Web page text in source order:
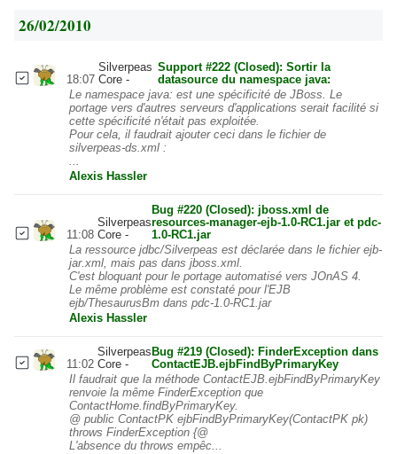
26/02/2010
18:07
Silverpeas
Core
Support #222 (Closed): Sortir la
datasource du namespace java:
Le namespace java: est une spécificité de JBoss. Le
portage vers d'autres serveurs d'applications serait facilité si
cette spécificité n'était pas exploitée.
Pour cela, il faudrait ajouter ceci dans le fichier de
silverpeas-ds.xml :
Alexis Hassler
11:08
Silverpeas
Core
Bug #220 (Closed): jboss.xml de
resources-manager-ejb-1.0-RC1.jar et pdc-
1.0-RC1.jar
La ressource jdbc/Silverpeas est déclarée dans le fichier ejb-
jar.xml, mais pas dans jboss.xml.
C'est bloquant pour le portage automatisé vers JOnAS 4.
Le même problème est constaté pour l'EJB
ejb/ThesaurusBm dans pdc-1.0-RC1.jar
Alexis Hassler
11:02
Silverpeas
Core
Bug #219 (Closed): FinderException dans
ContactEJB.ejbFindByPrimaryKey
Il faudrait que la méthode ContactEJB.ejbFindByPrimaryKey
renvoie la même FinderException que
ContactHome.findByPrimaryKey.
@ public ContactPK ejbFindByPrimaryKey(ContactPK pk)
throws FinderException {@
L'absence du throws empêc...